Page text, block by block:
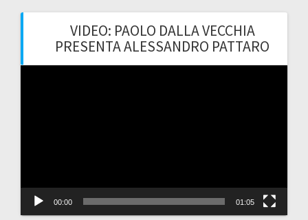
VIDEO: PAOLO DALLA VECCHIA
PRESENTA ALESSANDRO PATTARO
00:00 01:05